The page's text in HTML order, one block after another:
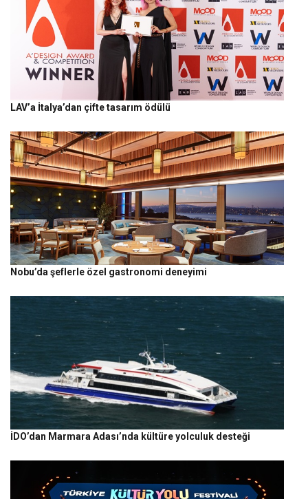
LAV’a İtalya’dan çifte tasarım ödülü
Nobu’da şeflerle özel gastronomi deneyimi
İDO’dan Marmara Adası’nda kültüre yolculuk desteği